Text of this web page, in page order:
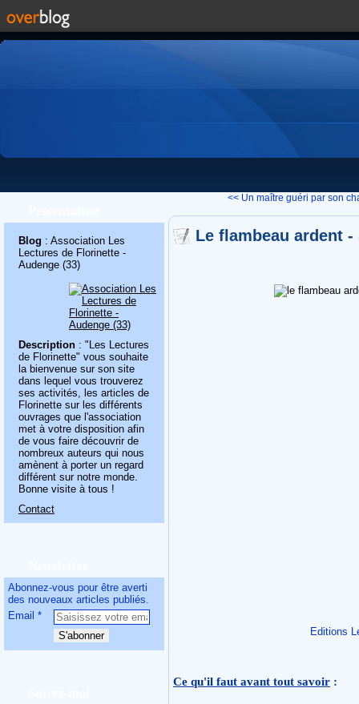
Blog : Association Les
Lectures de Florinette -
Audenge (33)
Description : "Les Lectures
de Florinette" vous souhaite
la bienvenue sur son site
dans lequel vous trouverez
ses activités, les articles de
Florinette sur les différents
ouvrages que l'association
met à votre disposition afin
de vous faire découvrir de
nombreux auteurs qui nous
amènent à porter un regard
différent sur notre monde.
Bonne visite à tous !
Contact
Abonnez-vous pour être averti
des nouveaux articles publiés.
Email
<< Un maître guéri par son
Le flambeau ardent
Editions
Ce qu'il faut avant tout savoir :